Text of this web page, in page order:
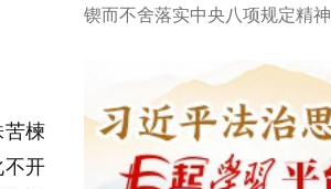
苦楝
不开
锲而不舍落实中央八项规定精神